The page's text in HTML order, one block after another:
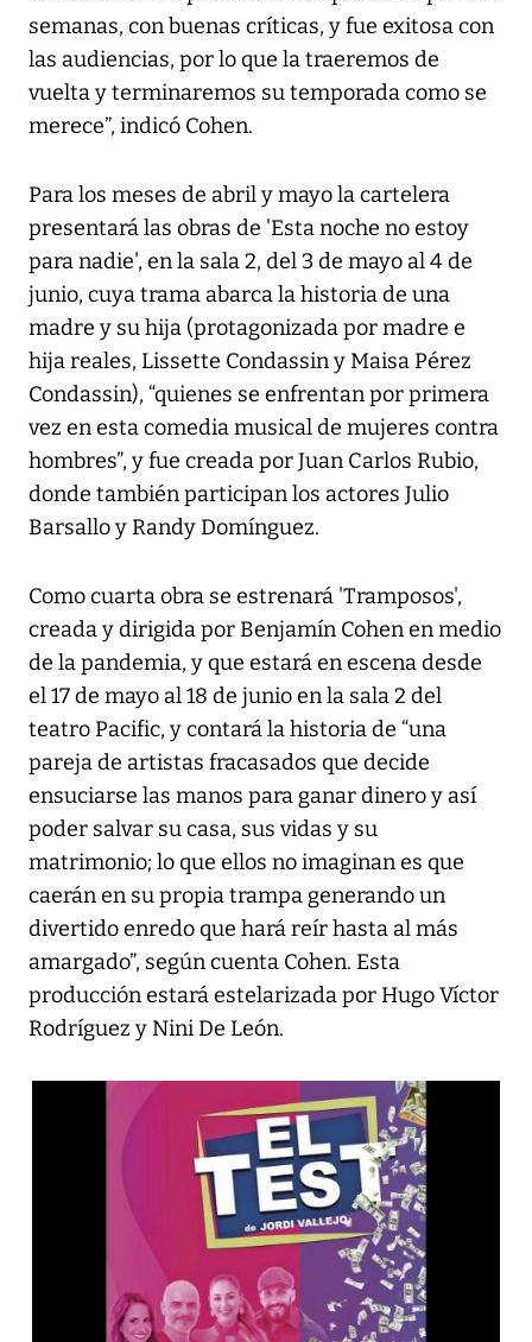
semanas, con buenas críticas, y fue exitosa con
las audiencias, por lo que la traeremos de
vuelta y terminaremos su temporada como se
merece”, indicó Cohen.
Para los meses de abril y mayo la cartelera
presentará las obras de 'Esta noche no estoy
para nadie', en la sala 2, del 3 de mayo al 4 de
junio, cuya trama abarca la historia de una
madre y su hija (protagonizada por madre e
hija reales, Lissette Condassin y Maisa Pérez
Condassin), “quienes se enfrentan por primera
vez en esta comedia musical de mujeres contra
hombres”, y fue creada por Juan Carlos Rubio,
donde también participan los actores Julio
Barsallo y Randy Domínguez.
Como cuarta obra se estrenará 'Tramposos',
creada y dirigida por Benjamín Cohen en medio
de la pandemia, y que estará en escena desde
el 17 de mayo al 18 de junio en la sala 2 del
teatro Pacific, y contará la historia de “una
pareja de artistas fracasados que decide
ensuciarse las manos para ganar dinero y así
poder salvar su casa, sus vidas y su
matrimonio; lo que ellos no imaginan es que
caerán en su propia trampa generando un
divertido enredo que hará reír hasta al más
amargado”, según cuenta Cohen. Esta
producción estará estelarizada por Hugo Víctor
Rodríguez y Nini De León.